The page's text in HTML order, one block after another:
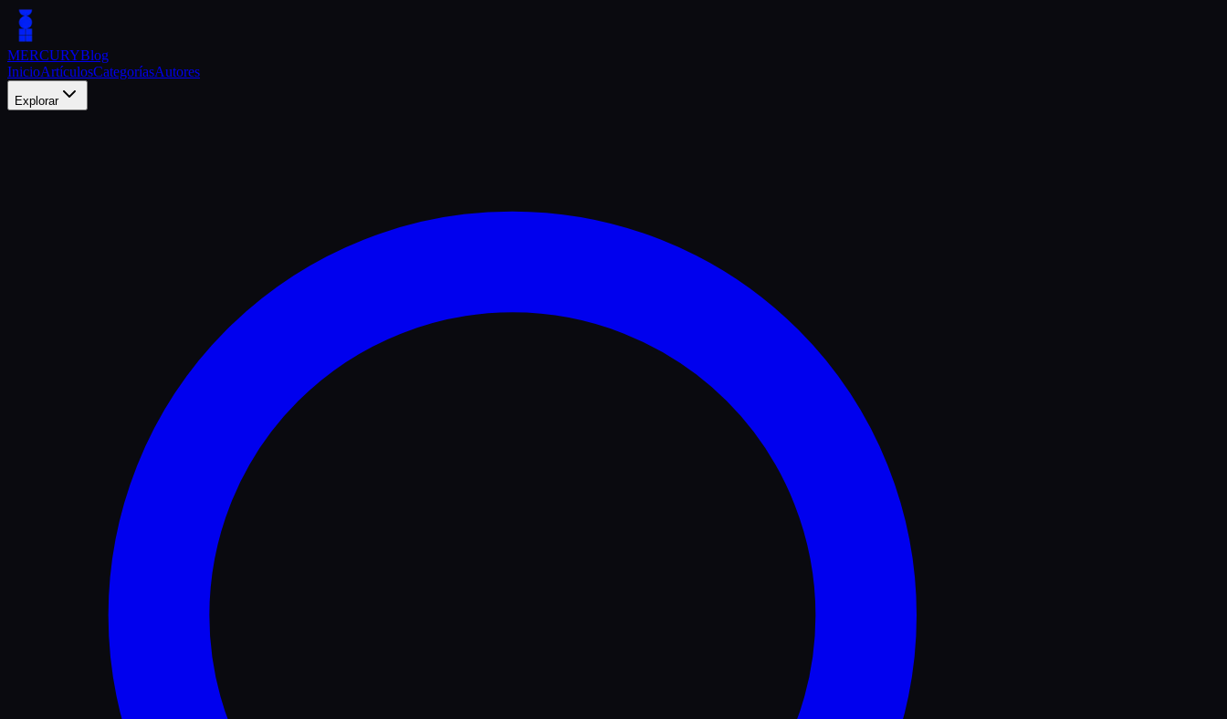
MERCURYBlog
InicioArtículosCategoríasAutores
Explorar